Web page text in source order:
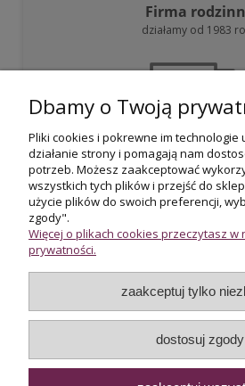
Firma
działamy od 1983
Darmowa
przy zakupie powyżej
Certyfikowani
wycena i potwierdzenie
Dbamy o Twoją
Pliki cookies i pokrewne im technologie
działanie strony i pomagają nam
potrzeb. Możesz zaakceptować
wszystkich tych plików i przejść do
użycie plików do swoich preferencji,
zgody".
Więcej o plikach cookies przeczytasz w
prywatności.
zaakceptuj tylko
dostosuj zgody